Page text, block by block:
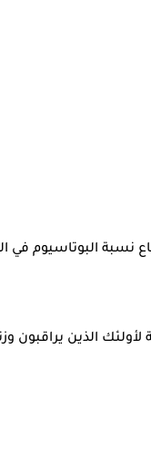
نسبة البوتاسيوم
الذين يراقبون